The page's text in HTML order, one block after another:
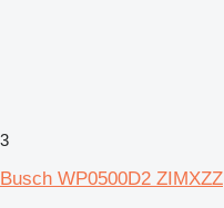
3
Busch WP0500D2 ZIMXZZ